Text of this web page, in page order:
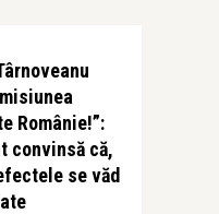
Românie!”:
convinsă că,
se văd